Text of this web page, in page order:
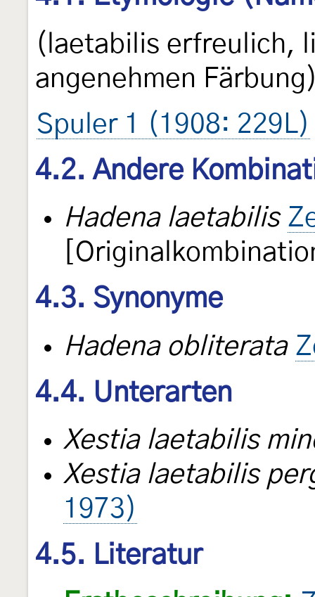
(laetabilis erfreulich,
angenehmen
Spuler 1 (1908: 229L)
4.2. Andere
Hadena laetabilis
4.3. Synonyme
Hadena obliterata
4.4. Unterarten
Xestia laetabilis
Xestia laetabilis
1973)
4.5. Literatur